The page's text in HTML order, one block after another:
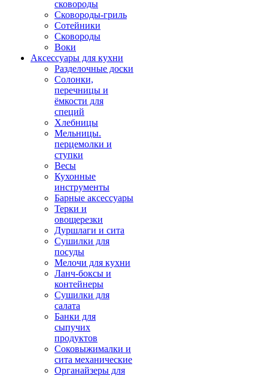
сковороды
Сковороды-гриль
Сотейники
Сковороды
Воки
Аксессуары для кухни
Разделочные доски
Солонки,
перечницы и
ёмкости для
специй
Хлебницы
Мельницы.
перцемолки и
ступки
Весы
Кухонные
инструменты
Барные аксессуары
Терки и
овощерезки
Дуршлаги и сита
Сушилки для
посуды
Мелочи для кухни
Ланч-боксы и
контейнеры
Сушилки для
салата
Банки для
сыпучих
продуктов
Соковыжималки и
сита механические
Органайзеры для